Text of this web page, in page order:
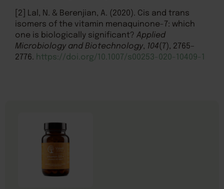
[2] Lal, N. & Berenjian, A. (2020). Cis and trans
isomers of the vitamin menaquinone-7: which
one is biologically significant? Applied
Microbiology and Biotechnology, 104(7), 2765–
2776. https://doi.org/10.1007/s00253-020-10409-1